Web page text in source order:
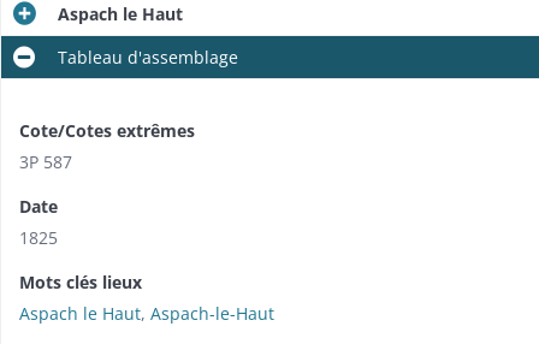
Aspach le Haut
Tableau d'assemblage
Cote/Cotes extrêmes
3P 587
Date
1825
Mots clés lieux
Aspach le Haut, Aspach-le-Haut